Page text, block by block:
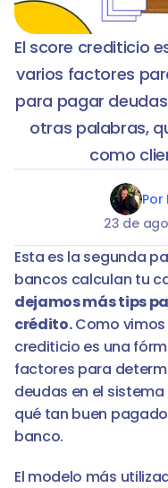
El score crediticio
varios factores
para pagar
otras palabras,
como
Por
23 de
Esta es la segunda
bancos calculan tu
dejamos más tips
crédito. Como vimos
crediticio es una
factores para
deudas en el
qué tan buen
banco.
El modelo más